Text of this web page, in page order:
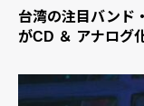
台湾の注目バンド
がCD ＆ アナログ